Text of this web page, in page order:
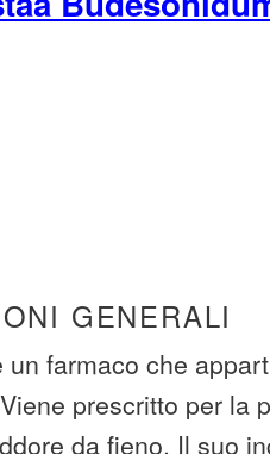
GENERALI
un farmaco che
prescritto per la
da fieno. Il suo